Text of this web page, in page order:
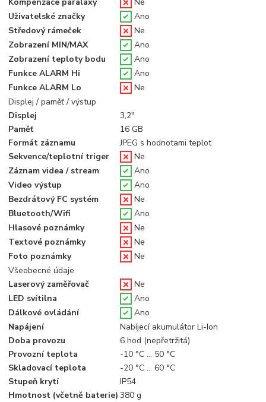
Uživatelské značky
Ano
Středový rámeček
Ne
Zobrazení MIN/MAX
Ano
Zobrazení teploty bodu
Ano
Funkce ALARM Hi
Ano
Funkce ALARM Lo
Ne
Displej / paměť / výstup
Displej
3,2"
Paměť
16 GB
Formát záznamu
JPEG s hodnotami teplot
Sekvence/teplotní triger
Ne
Záznam videa / stream
Ano
Video výstup
Ano
Bezdrátový FC systém
Ne
Bluetooth/Wifi
Ano
Hlasové poznámky
Ne
Textové poznámky
Ne
Foto poznámky
Ne
Všeobecné údaje
Laserový zaměřovač
Ne
LED svítilna
Ano
Dálkové ovládání
Ano
Napájení
Nabíjecí akumulátor Li-Ion
Doba provozu
6 hod (nepřetržitá)
Provozní teplota
-10 °C … 50 °C
Skladovací teplota
-20 °C … 60 °C
Stupeň krytí
IP54
Hmotnost (včetně baterie) 380 g